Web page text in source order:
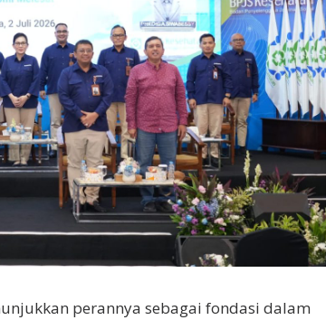
perannya sebagai fondasi dalam